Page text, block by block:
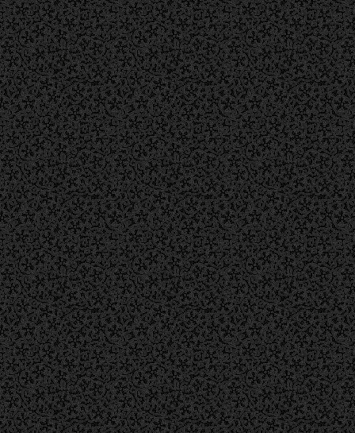
磐田方面より旧国道1号線経由
旧国道1号線を西進、天竜川を渡る。浜松市
に入ってすぐの「天竜川西」交差点を通過。
300ｍ先の信号がある交差点を左折、県道313
号線に入る。
1.2ｋｍ南下、信号がない交差点を右折（交
差点左手前に「大宮神社」、右前に「国吉工
業」）。
450m道なりに西進すると、第2駐車場入口。